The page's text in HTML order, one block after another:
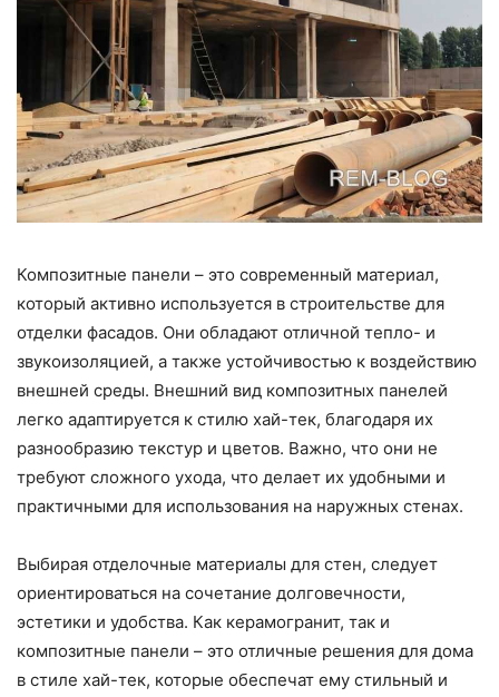
Композитные панели – это современный материал,
который активно используется в строительстве для
отделки фасадов. Они обладают отличной тепло- и
звукоизоляцией, а также устойчивостью к воздействию
внешней среды. Внешний вид композитных панелей
легко адаптируется к стилю хай-тек, благодаря их
разнообразию текстур и цветов. Важно, что они не
требуют сложного ухода, что делает их удобными и
практичными для использования на наружных стенах.
Выбирая отделочные материалы для стен, следует
ориентироваться на сочетание долговечности,
эстетики и удобства. Как керамогранит, так и
композитные панели – это отличные решения для дома
в стиле хай-тек, которые обеспечат ему стильный и